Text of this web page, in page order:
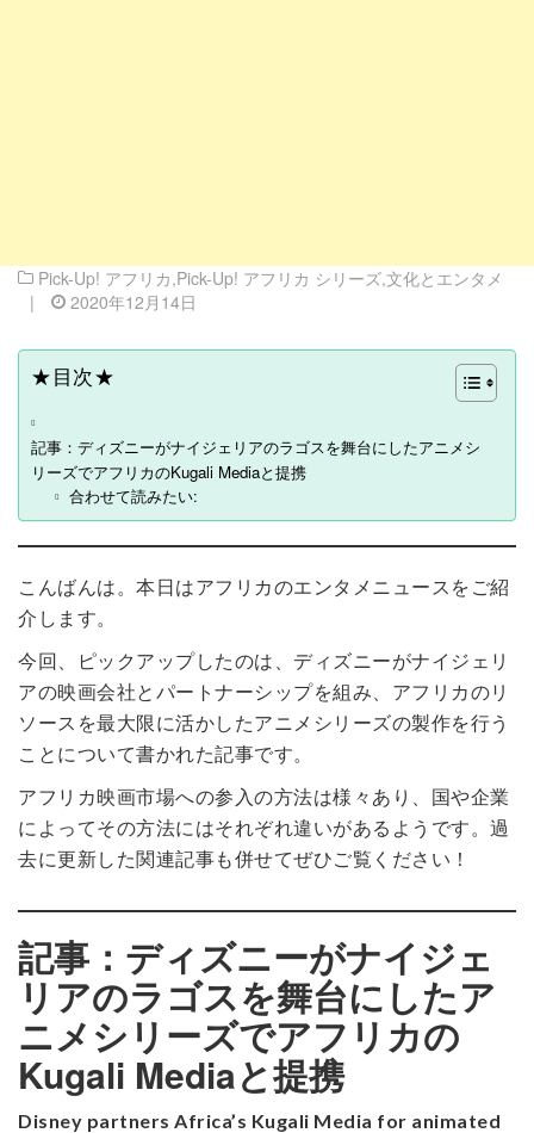
Pick-Up! アフリカ,Pick-Up! アフリカ シリーズ,文化とエンタメ
|
2020年12月14日
★目次★
記事：ディズニーがナイジェリアのラゴスを舞台にしたアニメシ
リーズでアフリカのKugali Mediaと提携
合わせて読みたい:
こんばんは。本日はアフリカのエンタメニュースをご紹
介します。
今回、ピックアップしたのは、ディズニーがナイジェリ
アの映画会社とパートナーシップを組み、アフリカのリ
ソースを最大限に活かしたアニメシリーズの製作を行う
ことについて書かれた記事です。
アフリカ映画市場への参入の方法は様々あり、国や企業
によってその方法にはそれぞれ違いがあるようです。過
去に更新した関連記事も併せてぜひご覧ください！
記事：ディズニーがナイジェ
リアのラゴスを舞台にしたア
ニメシリーズでアフリカの
Kugali Mediaと提携
Disney partners Africa’s Kugali Media for animated